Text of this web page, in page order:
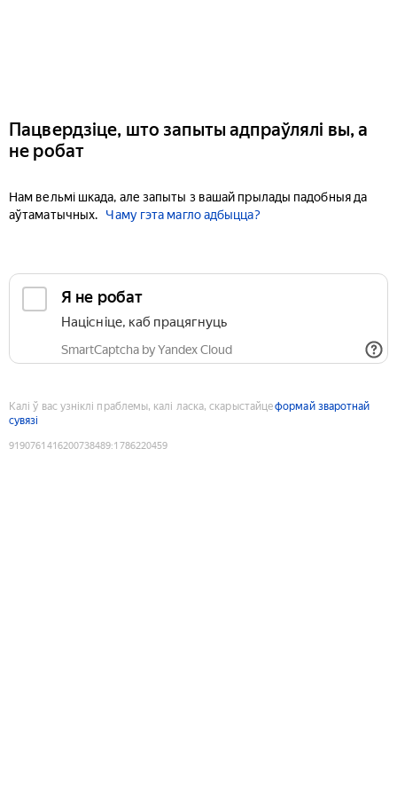
Пацвердзіце, што запыты адпраўлялі вы, а
не робат
Нам вельмі шкада, але запыты з вашай прылады падобныя да
аўтаматычных.
Чаму гэта магло адбыцца?
Я не робат
Націсніце, каб працягнуць
SmartCaptcha by Yandex Cloud
Калі ў вас узніклі праблемы, калі ласка, скарыстайцеформай зваротнай
сувязі
9190761416200738489:1786220459